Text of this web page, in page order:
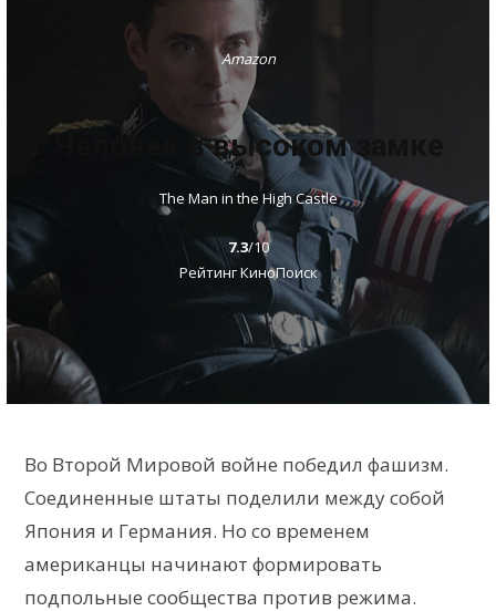
Amazon
Человек в высоком замке
The Man in the High Castle
7.3/10
Рейтинг КиноПоиск
Во Второй Мировой войне победил фашизм.
Соединенные штаты поделили между собой
Япония и Германия. Но со временем
американцы начинают формировать
подпольные сообщества против режима.